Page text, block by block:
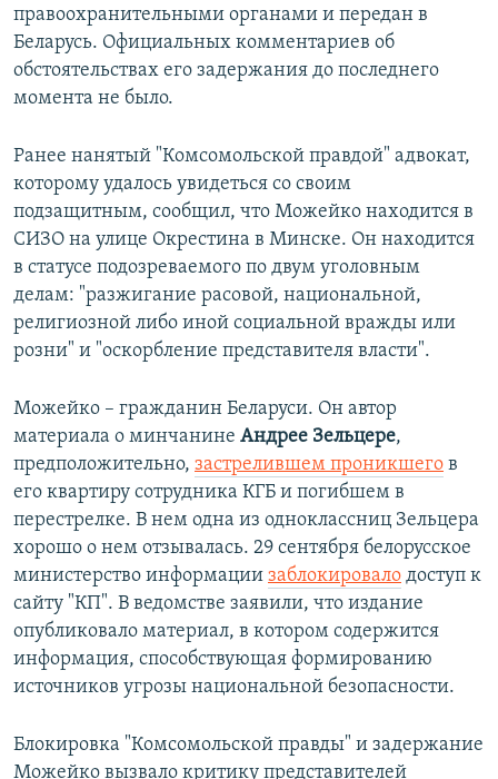
правоохранительными органами и передан в
Беларусь. Официальных комментариев об
обстоятельствах его задержания до последнего
момента не было.
Ранее нанятый "Комсомольской правдой" адвокат,
которому удалось увидеться со своим
подзащитным, сообщил, что Можейко находится в
СИЗО на улице Окрестина в Минске. Он находится
в статусе подозреваемого по двум уголовным
делам: "разжигание расовой, национальной,
религиозной либо иной социальной вражды или
розни" и "оскорбление представителя власти".
Можейко – гражданин Беларуси. Он автор
материала о минчанине Андрее Зельцере,
предположительно, застрелившем проникшего в
его квартиру сотрудника КГБ и погибшем в
перестрелке. В нем одна из одноклассниц Зельцера
хорошо о нем отзывалась. 29 сентября белорусское
министерство информации заблокировало доступ к
сайту "КП". В ведомстве заявили, что издание
опубликовало материал, в котором содержится
информация, способствующая формированию
источников угрозы национальной безопасности.
Блокировка "Комсомольской правды" и задержание
Можейко вызвало критику представителей